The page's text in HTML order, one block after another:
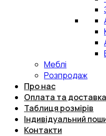
Меблі
Розпродаж
Про нас
Оплата та доставка
Таблиця розмірів
Індивідуальний
Контакти